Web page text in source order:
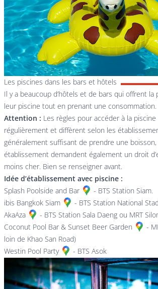
Les piscines dans les bars et hôtels
Il y a beaucoup d’hôtels et de bars qui offrent la
leur piscine tout en prenant une consommation.
Attention : Les règles pour accéder à la
régulièrement et diffèrent selon les
généralement suffisant de prendre une
établissement demandent également un droit
moins cher. Bien se renseigner avant.
Idée d’établissement avec piscine :
Splash Poolside and Bar
- BTS Station Siam.
ibis Bangkok Siam
- BTS Station National
AkaAza
- BTS Station Sala Daeng ou MRT
Coconut Pool Bar & Sunset Beer Garden
-
loin de Khao San Road)
Westin Pool Party
- BTS Asok